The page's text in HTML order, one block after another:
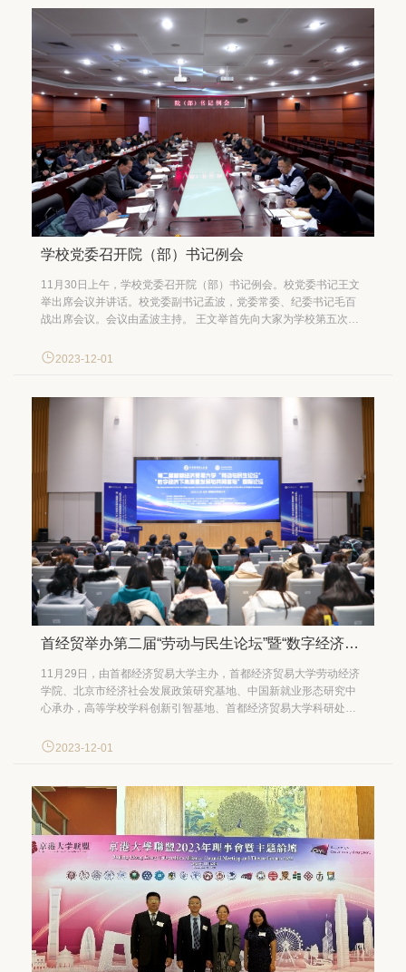
学校党委召开院（部）书记例会
11月30日上午，学校党委召开院（部）书记例会。校党委书记王文
举出席会议并讲话。校党委副书记孟波，党委常委、纪委书记毛百
战出席会议。会议由孟波主持。 王文举首先向大家为学校第五次党
宣传贯彻第五次党代会精神为契机，统筹推动体制改革、机制创新
2023-12-01
首经贸举办第二届“劳动与民生论坛”暨“数字经济下高质量发展与共同富裕”国际论坛
11月29日，由首都经济贸易大学主办，首都经济贸易大学劳动经济
学院、北京市经济社会发展政策研究基地、中国新就业形态研究中
心承办，高等学校学科创新引智基地、首都经济贸易大学科研处、
下高质量发展与共同富裕”国际论坛在首都经济贸易大学校本部博远
2023-12-01